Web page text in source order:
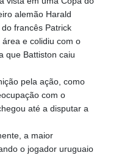
alemão Harald
francês Patrick
e colidiu com o
que Battiston caiu
pela ação, como
com o
até a disputar a
a maior
o jogador uruguaio